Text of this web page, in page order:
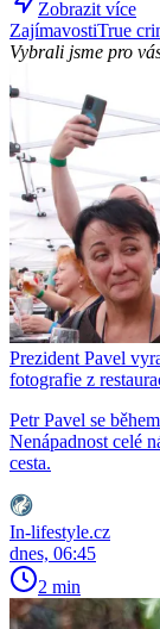
Zobrazit více
ZajímavostiTrue
Vybrali jsme pro
Prezident Pavel
fotografie z
Petr Pavel se
Nenápadnost celé
cesta.
In-lifestyle.cz
dnes, 06:45
2 min